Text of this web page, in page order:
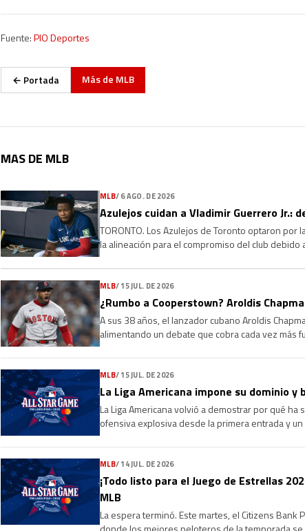
Fuente:PIO Deportes
← Portada Más de MLB
MAS DE MLB
MLB/6 AGO. DE 2026
Azulejos cuidan a Vladimir Guerrero Jr.:
TORONTO. Los Azulejos de Toronto optaron por
la alineación para el compromiso del club
MLB/15 JUL. DE 2026
¿Rumbo a Cooperstown? Aroldis
A sus 38 años, el lanzador cubano Aroldis
alimentando un debate que cobra cada vez más
MLB/15 JUL. DE 2026
La Liga Americana impone su dominio y
La Liga Americana volvió a demostrar por qué ha
ofensiva explosiva desde la primera entrada y
MLB/14 JUL. DE 2026
¡Todo listo para el Juego de Estrellas
MLB
La espera terminó. Este martes, el Citizens Bank